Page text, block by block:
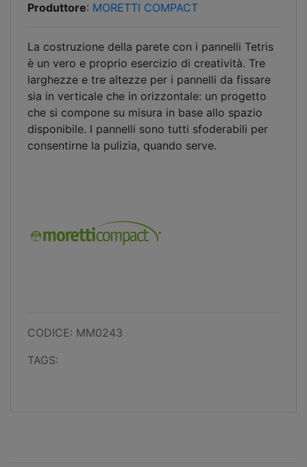
Produttore: MORETTI COMPACT
La costruzione della parete con i pannelli Tetris
è un vero e proprio esercizio di creatività. Tre
larghezze e tre altezze per i pannelli da fissare
sia in verticale che in orizzontale: un progetto
che si compone su misura in base allo spazio
disponibile. I pannelli sono tutti sfoderabili per
consentirne la pulizia, quando serve.
CODICE: MM0243
TAGS: